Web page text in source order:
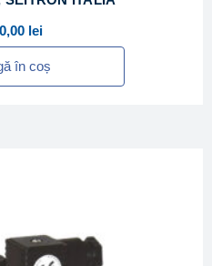
lei
în coș